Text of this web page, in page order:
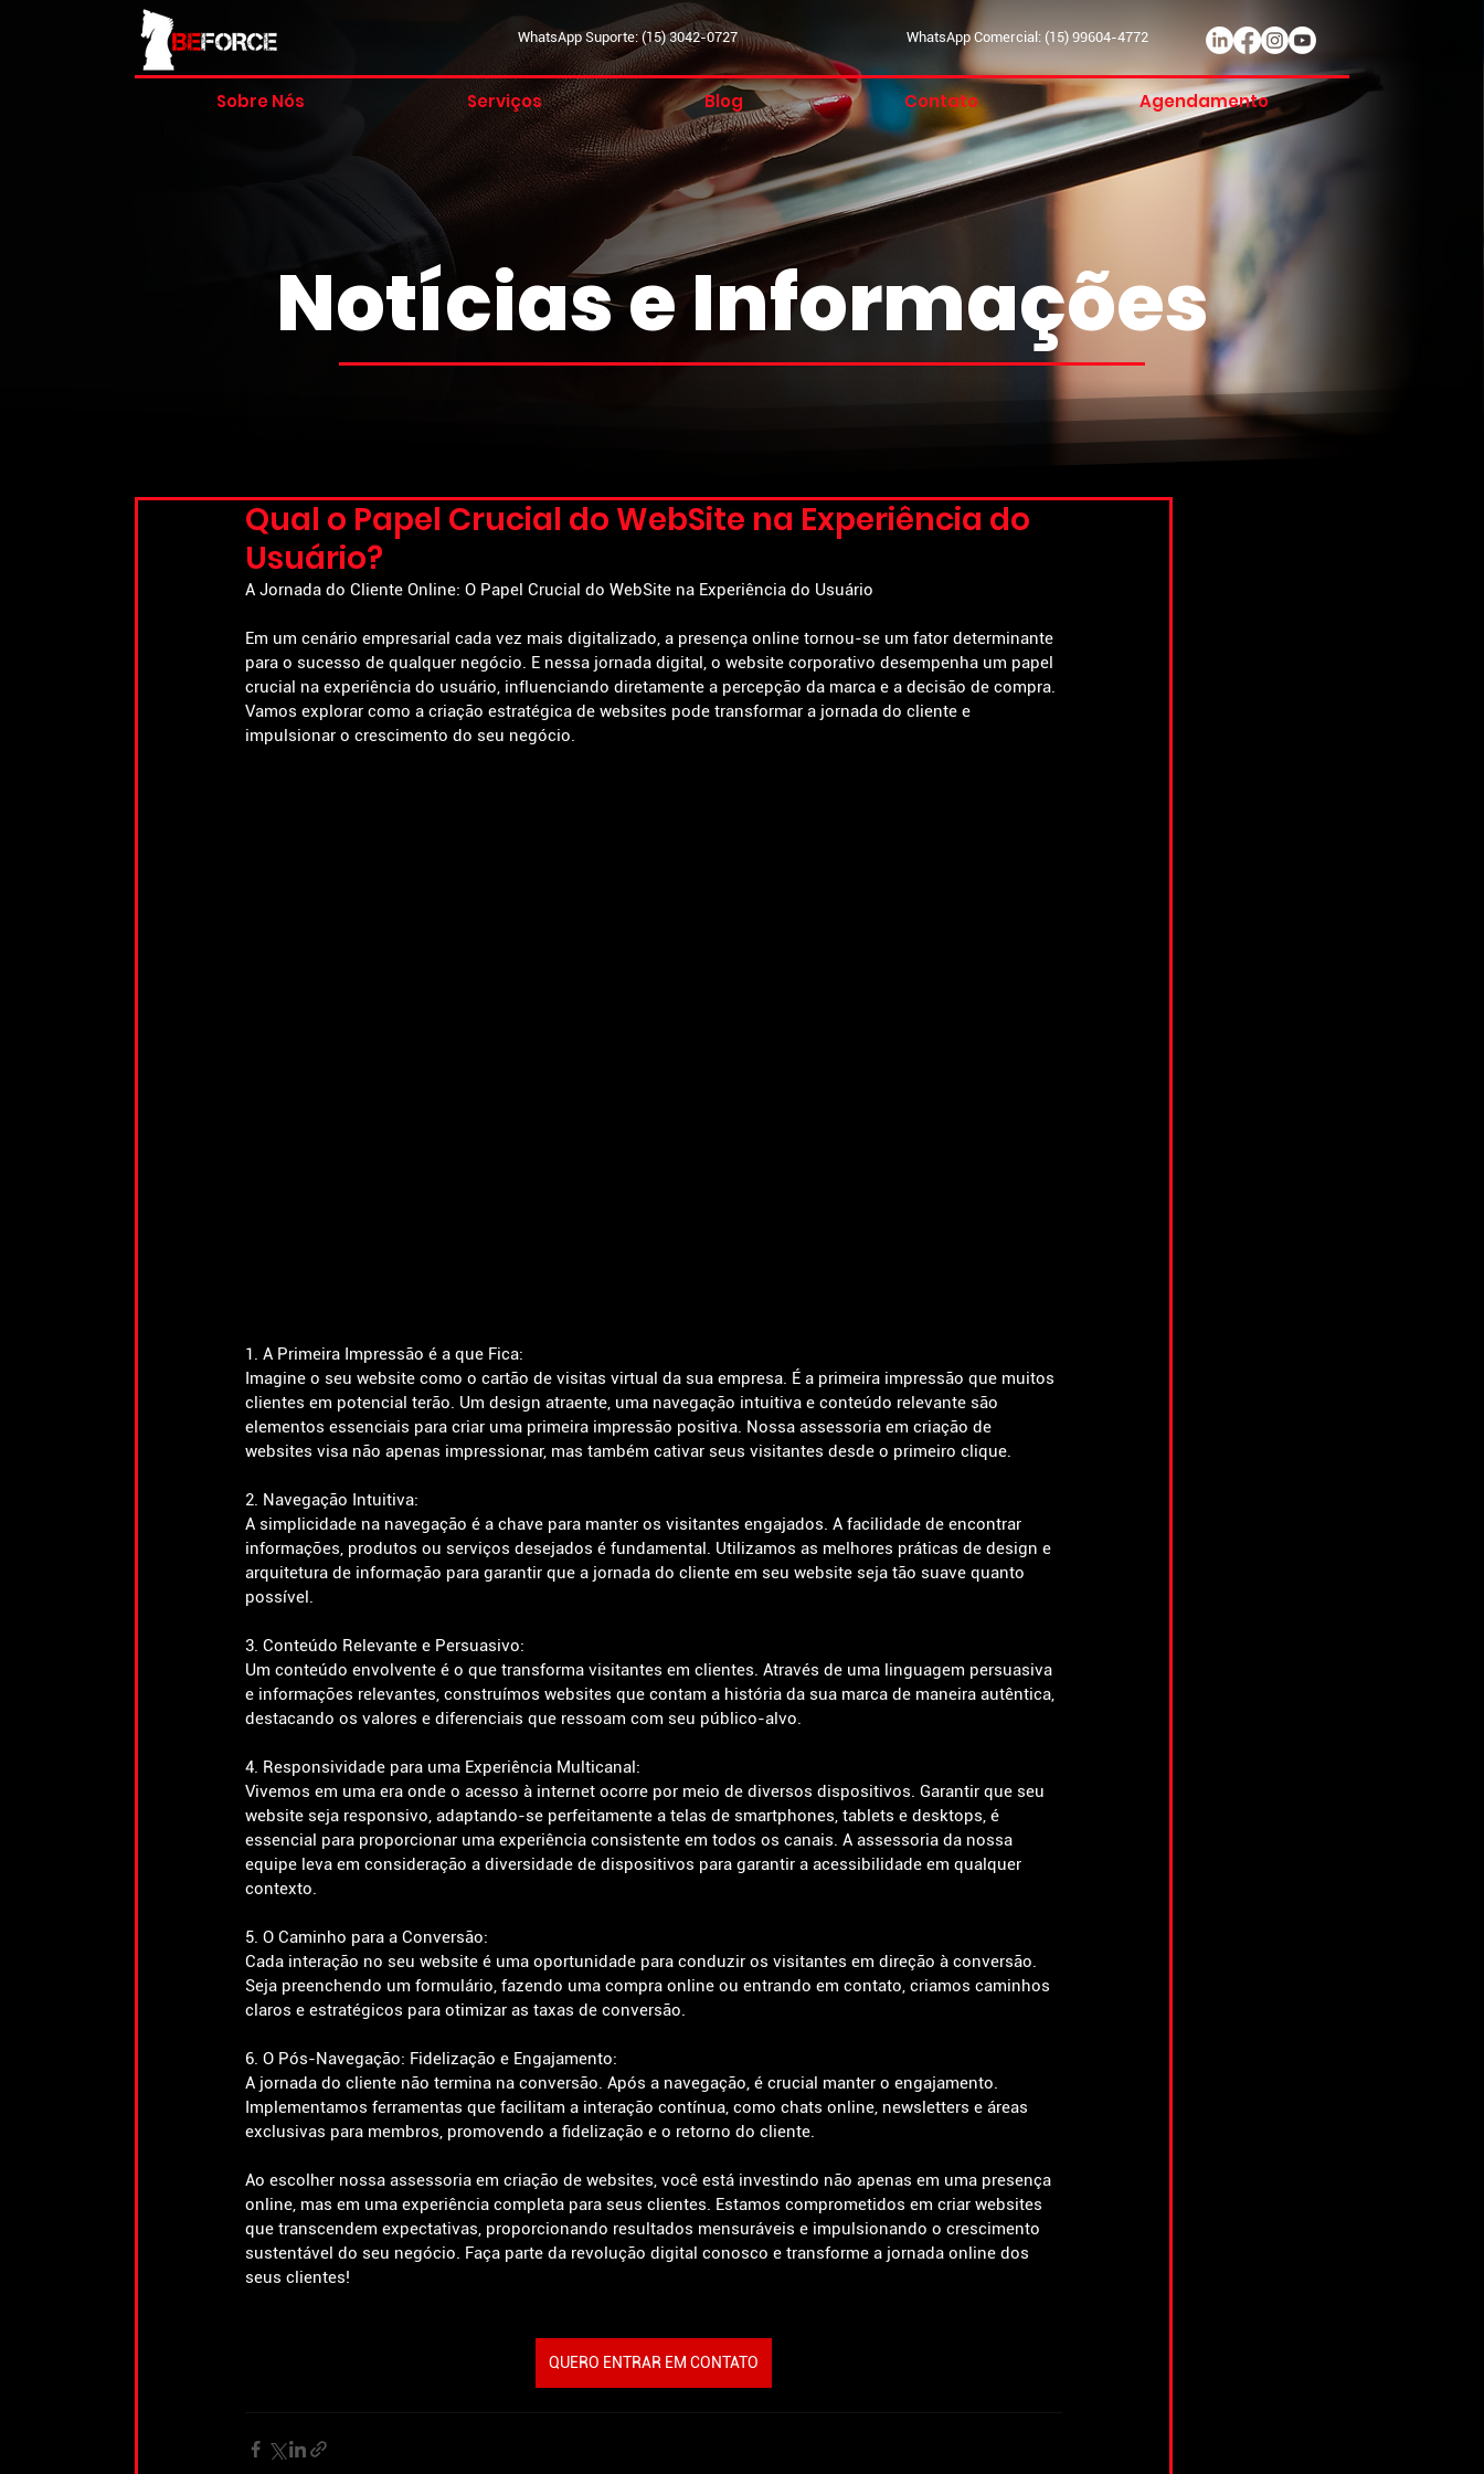
WhatsApp Suporte: (15) 3042-0727 WhatsApp Comercial: (15) 99604-4772
Sobre Nós Serviços Blog Contato Agendamento
Notícias e Informações
Qual o Papel Crucial do WebSite na Experiência do
Usuário?
A Jornada do Cliente Online: O Papel Crucial do WebSite na Experiência do Usuário
Em um cenário empresarial cada vez mais digitalizado, a presença online tornou-se um fator determinante
para o sucesso de qualquer negócio. E nessa jornada digital, o website corporativo desempenha um papel
crucial na experiência do usuário, influenciando diretamente a percepção da marca e a decisão de compra.
Vamos explorar como a criação estratégica de websites pode transformar a jornada do cliente e
impulsionar o crescimento do seu negócio.
1. A Primeira Impressão é a que Fica:
Imagine o seu website como o cartão de visitas virtual da sua empresa. É a primeira impressão que muitos
clientes em potencial terão. Um design atraente, uma navegação intuitiva e conteúdo relevante são
elementos essenciais para criar uma primeira impressão positiva. Nossa assessoria em criação de
websites visa não apenas impressionar, mas também cativar seus visitantes desde o primeiro clique.
2. Navegação Intuitiva:
A simplicidade na navegação é a chave para manter os visitantes engajados. A facilidade de encontrar
informações, produtos ou serviços desejados é fundamental. Utilizamos as melhores práticas de design e
arquitetura de informação para garantir que a jornada do cliente em seu website seja tão suave quanto
possível.
3. Conteúdo Relevante e Persuasivo:
Um conteúdo envolvente é o que transforma visitantes em clientes. Através de uma linguagem persuasiva
e informações relevantes, construímos websites que contam a história da sua marca de maneira autêntica,
destacando os valores e diferenciais que ressoam com seu público-alvo.
4. Responsividade para uma Experiência Multicanal:
Vivemos em uma era onde o acesso à internet ocorre por meio de diversos dispositivos. Garantir que seu
website seja responsivo, adaptando-se perfeitamente a telas de smartphones, tablets e desktops, é
essencial para proporcionar uma experiência consistente em todos os canais. A assessoria da nossa
equipe leva em consideração a diversidade de dispositivos para garantir a acessibilidade em qualquer
contexto.
5. O Caminho para a Conversão:
Cada interação no seu website é uma oportunidade para conduzir os visitantes em direção à conversão.
Seja preenchendo um formulário, fazendo uma compra online ou entrando em contato, criamos caminhos
claros e estratégicos para otimizar as taxas de conversão.
6. O Pós-Navegação: Fidelização e Engajamento:
A jornada do cliente não termina na conversão. Após a navegação, é crucial manter o engajamento.
Implementamos ferramentas que facilitam a interação contínua, como chats online, newsletters e áreas
exclusivas para membros, promovendo a fidelização e o retorno do cliente.
Ao escolher nossa assessoria em criação de websites, você está investindo não apenas em uma presença
online, mas em uma experiência completa para seus clientes. Estamos comprometidos em criar websites
que transcendem expectativas, proporcionando resultados mensuráveis e impulsionando o crescimento
sustentável do seu negócio. Faça parte da revolução digital conosco e transforme a jornada online dos
seus clientes!
QUERO ENTRAR EM CONTATO